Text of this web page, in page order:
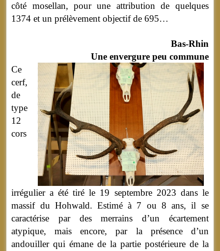
côté mosellan, pour une attribution de quelques
1374 et un prélèvement objectif de 695…
Bas-Rhin
Une envergure peu commune
Ce
cerf,
de
type
12
cors
irrégulier a été tiré le 19 septembre 2023 dans le
massif du Hohwald. Estimé à 7 ou 8 ans, il se
caractérise par des merrains d’un écartement
atypique, mais encore, par la présence d’un
andouiller qui émane de la partie postérieure de la